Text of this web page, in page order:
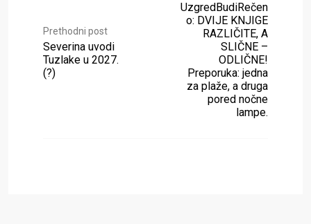
Prethodni post
Severina uvodi
Tuzlake u 2027.
(?)
UzgredBudiRečen
o: DVIJE KNJIGE
RAZLIČITE, A
SLIČNE –
ODLIČNE!
Preporuka: jedna
za plaže, a druga
pored nočne
lampe.